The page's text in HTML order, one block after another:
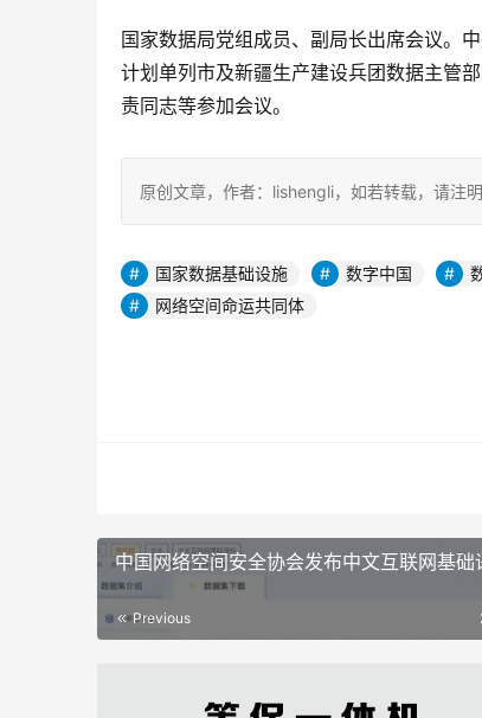
国家数据局党组成员、副局长出席会议。
计划单列市及新疆生产建设兵团数据主管
责同志等参加会议。
原创文章，作者：lishengli，如若转载，请
国家数据基础设施 数字中国
网络空间命运共同体
中国网络空间安全协会发布中文互联网基础
Previous